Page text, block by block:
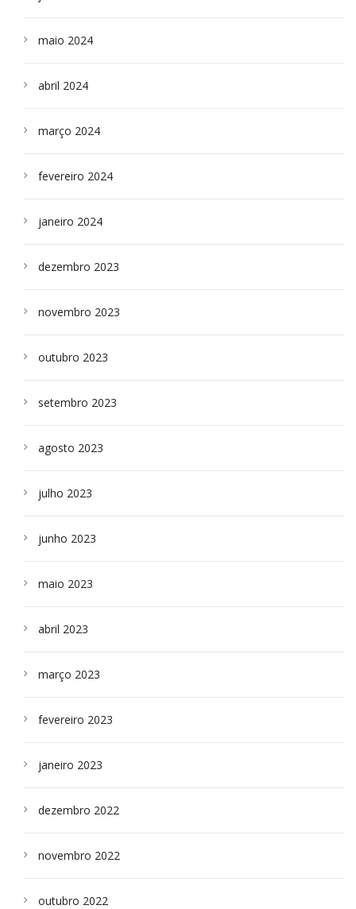
maio 2024
abril 2024
março 2024
fevereiro 2024
janeiro 2024
dezembro 2023
novembro 2023
outubro 2023
setembro 2023
agosto 2023
julho 2023
junho 2023
maio 2023
abril 2023
março 2023
fevereiro 2023
janeiro 2023
dezembro 2022
novembro 2022
outubro 2022